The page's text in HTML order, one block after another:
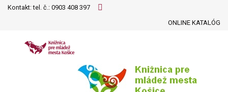
Kontakt: tel. č.: 0903 408 397
ONLINE KATALÓG